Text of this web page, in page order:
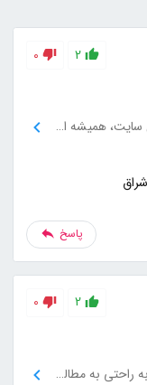
2
0
سلام و خداقوت! از محتوای به‌روز و جامع این سایت، همیشه استفاده می‌کنم و بابت آن سپاسگزارم.
پاسخ
2
0
با سلام، طراحی کاربردی سایت باعث شده تا به راحتی به مطالب دسترسی پیدا کنم، بسیار ممنونم.